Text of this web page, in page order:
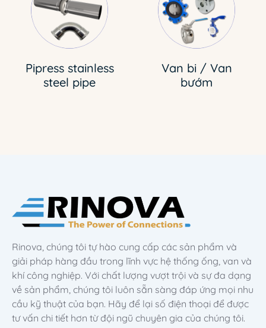
Pipress stainless
steel pipe
Van bi / Van
bướm
Rinova, chúng tôi tự hào cung cấp các sản phẩm và
giải pháp hàng đầu trong lĩnh vực hệ thống ống, van và
khí công nghiệp. Với chất lượng vượt trội và sự đa dạng
về sản phẩm, chúng tôi luôn sẵn sàng đáp ứng mọi nhu
cầu kỹ thuật của bạn. Hãy để lại số điện thoại để được
tư vấn chi tiết hơn từ đội ngũ chuyên gia của chúng tôi.